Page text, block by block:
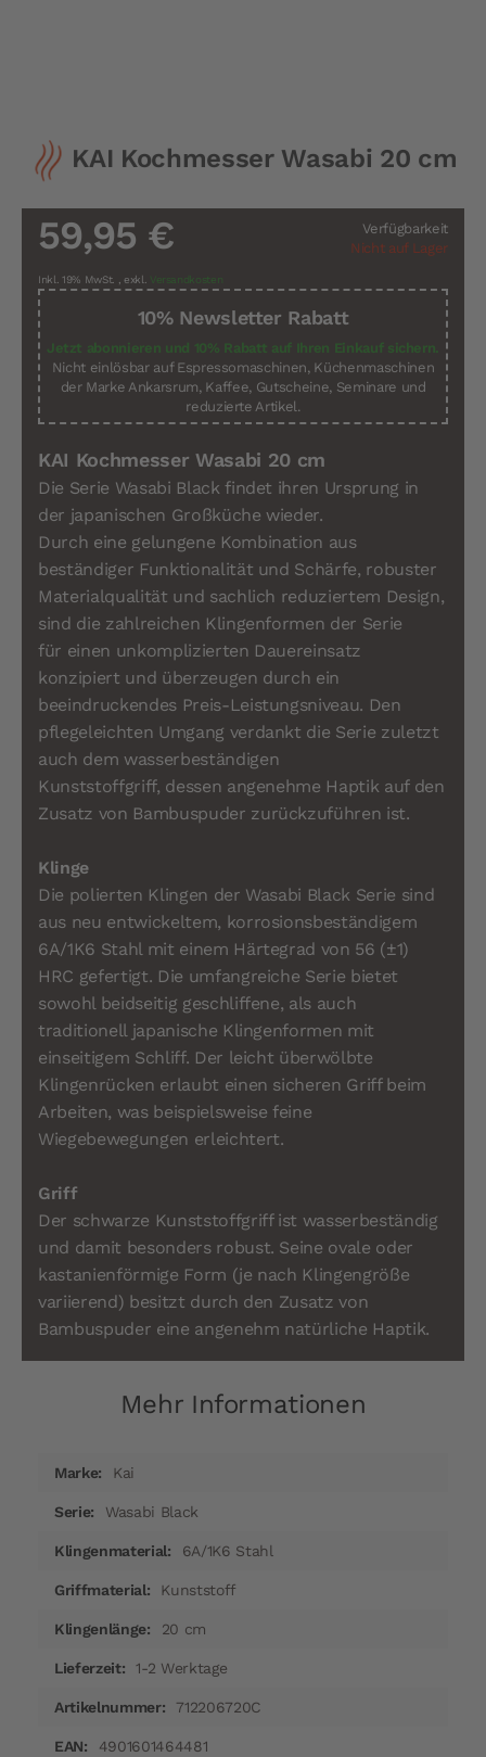
Zum
Anfang
der
KAI Kochmesser Wasabi 20 cm
Verfügbarkeit
Nicht auf Lager
59,95 €
Inkl. 19% MwSt. , exkl. Versandkosten
10% Newsletter Rabatt
Jetzt abonnieren und 10% Rabatt auf Ihren Einkauf sichern.
Nicht einlösbar auf Espressomaschinen, Küchenmaschinen
der Marke Ankarsrum, Kaffee, Gutscheine, Seminare und
reduzierte Artikel.
KAI Kochmesser Wasabi 20 cm
Die Serie Wasabi Black findet ihren Ursprung in
der japanischen Großküche wieder.
Durch eine gelungene Kombination aus
beständiger Funktionalität und Schärfe, robuster
Materialqualität und sachlich reduziertem Design,
sind die zahlreichen Klingenformen der Serie
für einen unkomplizierten Dauereinsatz
konzipiert und überzeugen durch ein
beeindruckendes Preis-Leistungsniveau. Den
pflegeleichten Umgang verdankt die Serie zuletzt
auch dem wasserbeständigen
Kunststoffgriff, dessen angenehme Haptik auf den
Zusatz von Bambuspuder zurückzuführen ist.
Klinge
Die polierten Klingen der Wasabi Black Serie sind
aus neu entwickeltem, korrosionsbeständigem
6A/1K6 Stahl mit einem Härtegrad von 56 (±1)
HRC gefertigt. Die umfangreiche Serie bietet
sowohl beidseitig geschliffene, als auch
traditionell japanische Klingenformen mit
einseitigem Schliff. Der leicht überwölbte
Klingenrücken erlaubt einen sicheren Griff beim
Arbeiten, was beispielsweise feine
Wiegebewegungen erleichtert.
Griff
Der schwarze Kunststoffgriff ist wasserbeständig
und damit besonders robust. Seine ovale oder
kastanienförmige Form (je nach Klingengröße
variierend) besitzt durch den Zusatz von
Bambuspuder eine angenehm natürliche Haptik.
Mehr Informationen
Informationen
Kai
Wasabi Black
6A/1K6 Stahl
Kunststoff
20 cm
1-2 Werktage
712206720C
4901601464481